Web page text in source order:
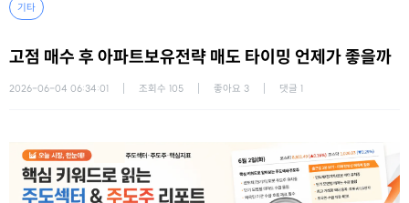
기타
고점 매수 후 아파트보유전략 매도 타이밍 언제가 좋을까
2026-06-04 06:34:01 조회수 105 좋아요 3 댓글 1